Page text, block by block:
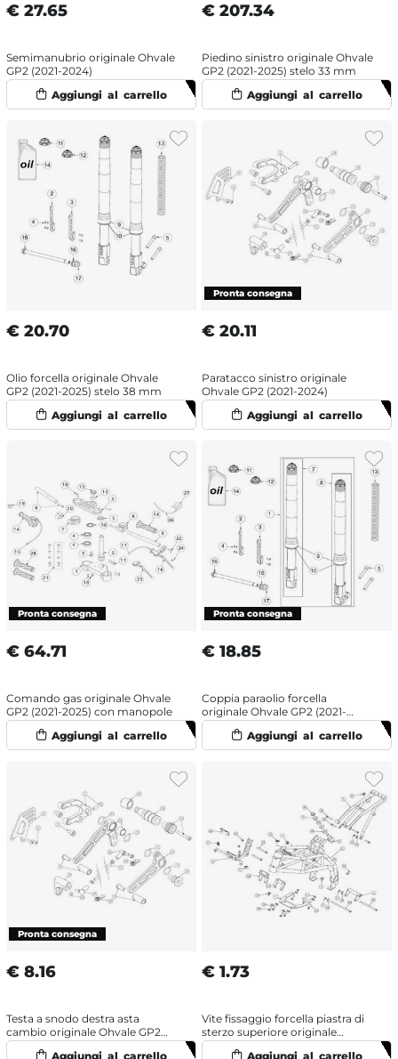
€ 27.65
Semimanubrio originale Ohvale
GP2 (2021-2024)
€ 207.34
Piedino sinistro originale Ohvale
GP2 (2021-2025) stelo 33 mm
€ 20.70
Olio forcella originale Ohvale
GP2 (2021-2025) stelo 38 mm
€ 20.11
Paratacco sinistro originale
Ohvale GP2 (2021-2024)
€ 64.71
Comando gas originale Ohvale
GP2 (2021-2025) con manopole
€ 18.85
Coppia paraolio forcella
originale Ohvale GP2 (2021-
2025) Racing
€ 8.16
Testa a snodo destra asta
cambio originale Ohvale GP2
(2021-2025)
€ 1.73
Vite fissaggio forcella piastra di
sterzo superiore originale
Ohvale GP2 (2021-2025)